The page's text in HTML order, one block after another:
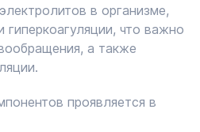
в организме,
что важно
а также
проявляется в